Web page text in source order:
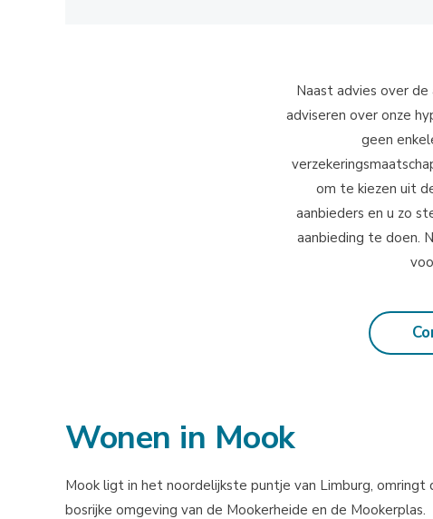
Naast advies over de
adviseren over onze
geen
om te kiezen uit
aanbieders en u zo
aanbieding te doen.
Wonen in Mook
Mook ligt in het noordelijkste puntje van Limburg, omringt
bosrijke omgeving van de Mookerheide en de Mookerplas.